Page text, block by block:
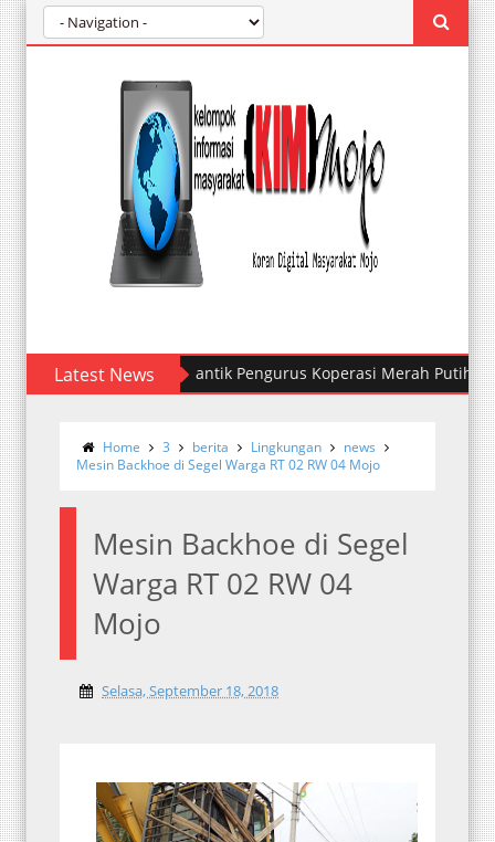
Latest News
Kelurahan Mojo Melantik Pengurus Koperasi Merah Putih
Home 3 berita Lingkungan
news
Mesin Backhoe di Segel Warga RT 02 RW 04 Mojo
Mesin Backhoe di Segel
Warga RT 02 RW 04
Mojo
Selasa, September 18, 2018